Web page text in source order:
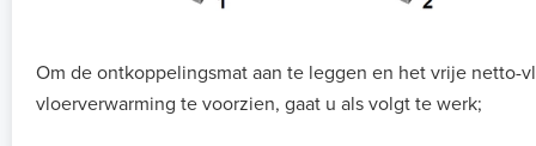
Om de ontkoppelingsmat aan te leggen en het vrije netto-
vloerverwarming te voorzien, gaat u als volgt te werk;